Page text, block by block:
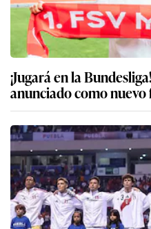
¡Jugará en la
anunciado como